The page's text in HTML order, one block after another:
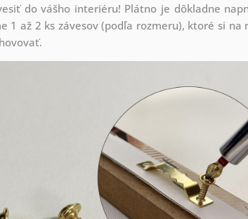
do vášho interiéru! Plátno je dôkladne
1 až 2 ks závesov (podľa rozmeru), ktoré si